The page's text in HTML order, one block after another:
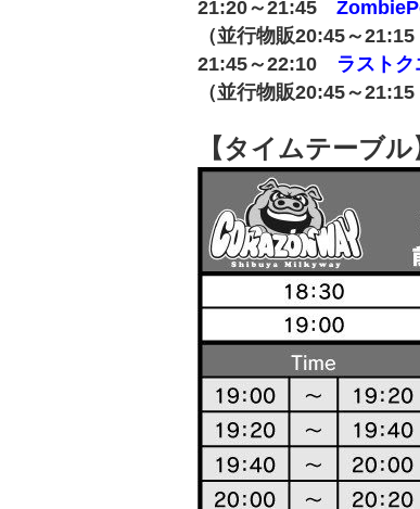
21:20～21:45
（並行物販20:45～
21:45～22:10 ラストク
（並行物販20:45～
【タイムテーブル